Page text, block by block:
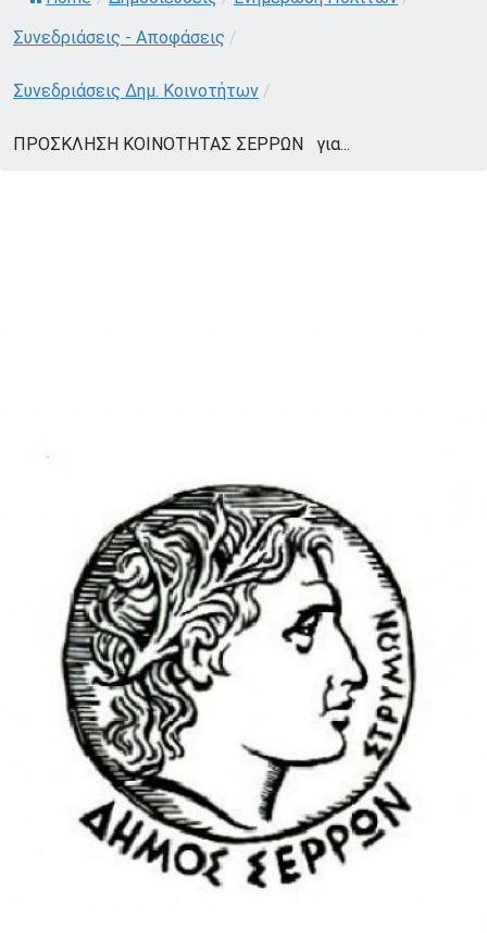
Συνεδριάσεις - Αποφάσεις /
Συνεδριάσεις Δημ. Κοινοτήτων /
ΠΡΟΣΚΛΗΣΗ ΚΟΙΝΟΤΗΤΑΣ ΣΕΡΡΩΝ για...